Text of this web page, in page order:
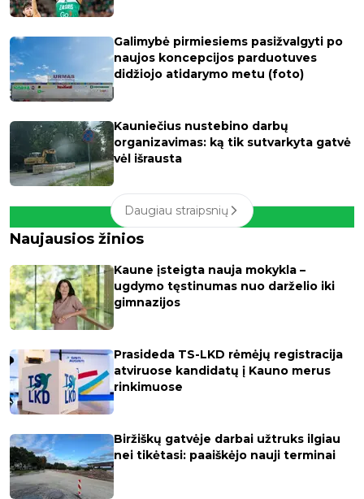
Galimybė pirmiesiems pasižvalgyti po
naujos koncepcijos parduotuves
didžiojo atidarymo metu (foto)
Kauniečius nustebino darbų
organizavimas: ką tik sutvarkyta gatvė
vėl išrausta
Daugiau straipsnių
Naujausios žinios
Kaune įsteigta nauja mokykla –
ugdymo tęstinumas nuo darželio iki
gimnazijos
Prasideda TS-LKD rėmėjų registracija
atviruose kandidatų į Kauno merus
rinkimuose
Biržiškų gatvėje darbai užtruks ilgiau
nei tikėtasi: paaiškėjo nauji terminai